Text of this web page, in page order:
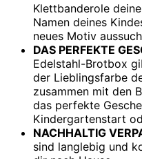
Klettbanderole
Namen deines
neues Motiv
DAS PERFEKTE
Edelstahl-Brotbox
der Lieblingsfarbe
zusammen mit den
das perfekte
Kindergartenstart
NACHHALTIG
sind langlebig und